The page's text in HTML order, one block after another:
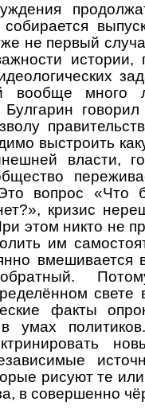
не первый
вообще
Булгарин
выстроить
власти,
вопрос «Что
кризис
этом никто не
им
вмешивается
обратный.
свете
факты
в умах
рисуют те
в совершенно